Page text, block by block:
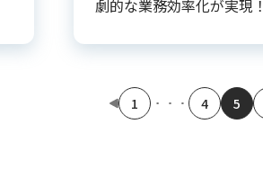
劇的な業務効率化が実現！
1 4 5